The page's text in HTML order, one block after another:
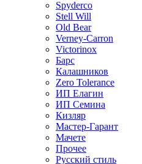
Spyderco
Stell Will
Old Bear
Verney-Carron
Victorinox
Барс
Калашников
Zero Tolerance
ИП Елагин
ИП Семина
Кизляр
Мастер-Гарант
Мачете
Прочее
Русский стиль